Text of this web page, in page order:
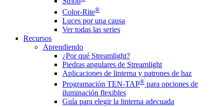
Color-Rite®
Luces por una causa
Ver todas las series
Recursos
Aprendiendo
¿Por qué Streamlight?
Piedras angulares de Streamlight
Aplicaciones de linterna y patrones de haz
Programación TEN-TAP® para opciones de
iluminación flexibles
Guía para elegir la linterna adecuada